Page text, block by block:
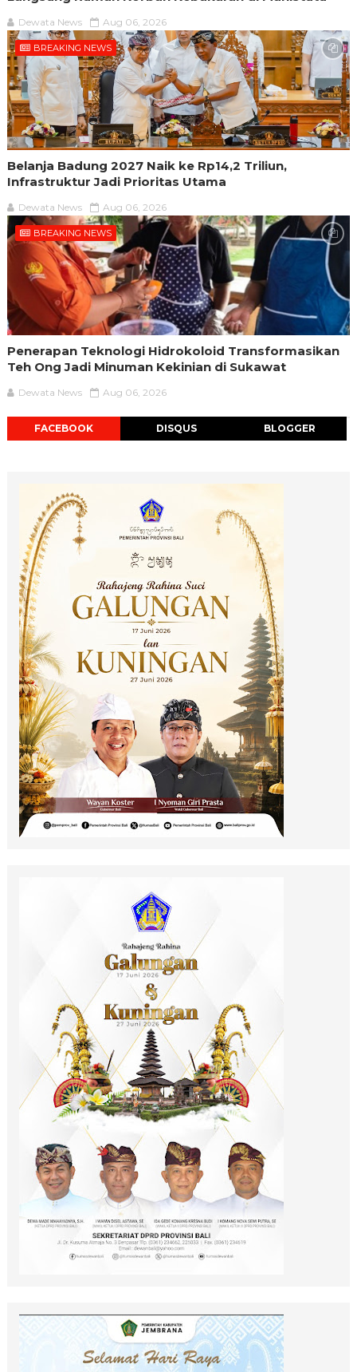
Dewata News Aug 06, 2026
BREAKING NEWS
Belanja Badung 2027 Naik ke Rp14,2 Triliun,
Infrastruktur Jadi Prioritas Utama
Dewata News Aug 06, 2026
BREAKING NEWS
Penerapan Teknologi Hidrokoloid Transformasikan
Teh Ong Jadi Minuman Kekinian di Sukawat
Dewata News Aug 06, 2026
FACEBOOK DISQUS BLOGGER